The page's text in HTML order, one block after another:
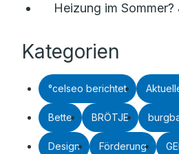
Heizung im Sommer?
Kategorien
°celseo berichtet
Bette BRÖTJE
Design Förderung